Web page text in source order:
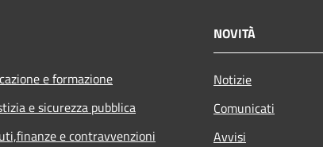
e formazione
e sicurezza pubblica
e contravvenzioni
NOVITÀ
Notizie
Comunicati
Avvisi